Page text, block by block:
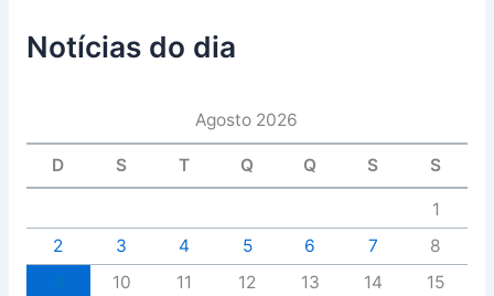
Notícias do dia
Agosto 2026
D S T Q Q S S
1
2
3 4 5 6 7
8
10 11 12 13 14
15